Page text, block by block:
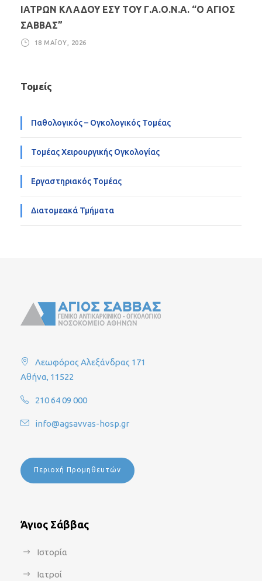
ΙΑΤΡΩΝ ΚΛΑΔΟΥ ΕΣΥ ΤΟΥ Γ.Α.Ο.Ν.Α. “Ο ΑΓΙΟΣ
ΣΑΒΒΑΣ”
18 ΜΑΪ́ΟΥ, 2026
Τομείς
Παθολογικός – Ογκολογικός Τομέας
Τομέας Χειρουργικής Ογκολογίας
Εργαστηριακός Τομέας
Διατομεακά Τμήματα
Λεωφόρος Αλεξάνδρας 171
Αθήνα, 11522
210 64 09 000
info@agsavvas-hosp.gr
Περιοχή Προμηθευτών
Άγιος Σάββας
Ιστορία
Ιατροί